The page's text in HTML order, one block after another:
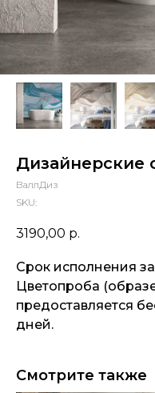
Дизайнерские
ВаллДиз
SKU:
3190,00 р.
Срок исполнения
Цветопроба
предоставляется
дней.
Смотрите также